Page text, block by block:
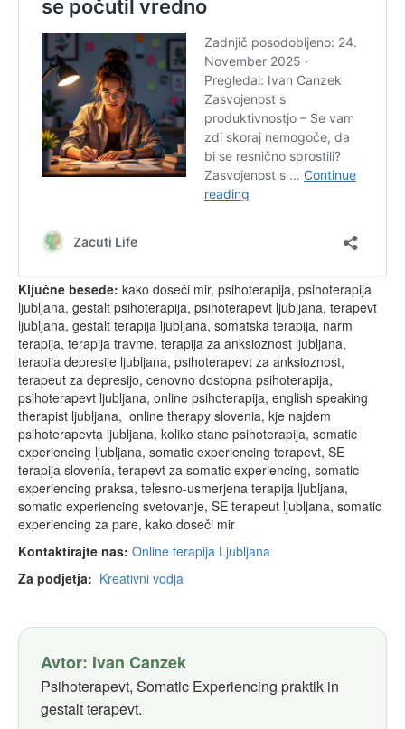
Ključne besede: kako doseči mir, psihoterapija, psihoterapija
ljubljana, gestalt psihoterapija, psihoterapevt ljubljana, terapevt
ljubljana, gestalt terapija ljubljana, somatska terapija, narm
terapija, terapija travme, terapija za anksioznost ljubljana,
terapija depresije ljubljana, psihoterapevt za anksioznost,
terapeut za depresijo, cenovno dostopna psihoterapija,
psihoterapevt ljubljana, online psihoterapija, english speaking
therapist ljubljana, online therapy slovenia, kje najdem
psihoterapevta ljubljana, koliko stane psihoterapija, somatic
experiencing ljubljana, somatic experiencing terapevt, SE
terapija slovenia, terapevt za somatic experiencing, somatic
experiencing praksa, telesno-usmerjena terapija ljubljana,
somatic experiencing svetovanje, SE terapeut ljubljana, somatic
experiencing za pare, kako doseči mir
Kontaktirajte nas: Online terapija Ljubljana
Za podjetja: Kreativni vodja
Avtor: Ivan Canzek
Psihoterapevt, Somatic Experiencing praktik in
gestalt terapevt.